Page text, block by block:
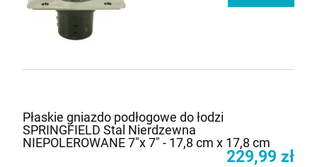
Płaskie gniazdo podłogowe do łodzi
SPRINGFIELD Stal Nierdzewna
NIEPOLEROWANE 7"x 7" - 17,8 cm x 17,8 cm
229,99 zł